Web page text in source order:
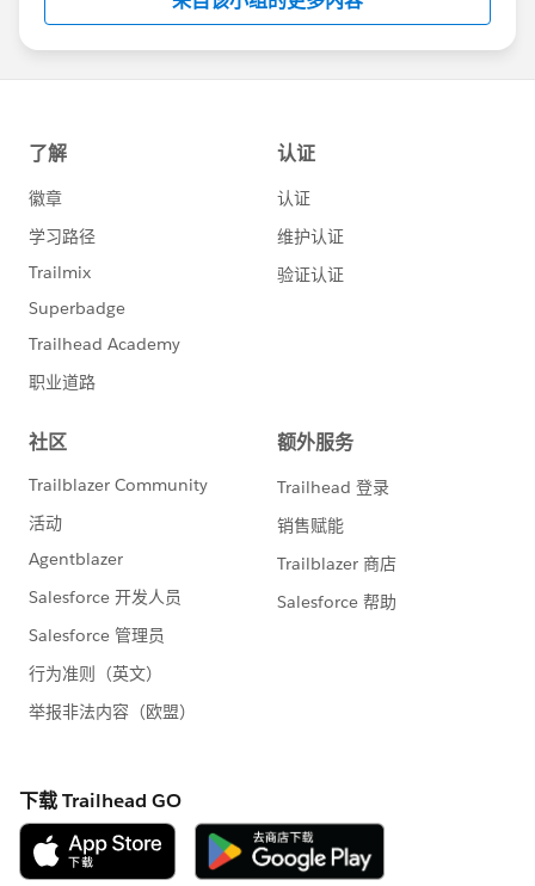
ュニティとしてお役立てください！
https://www.salesforce.com/jp/products/pardot
/overview
このグループは株式会社セールスフォース・ジャパ
「Trailblazer Community オンライン行動規範」に
mmunity/code-of-conduct
http://investor.salesforce.com/about-
statements/default.aspx
また本プログラムの利用規約も併せてご覧くださ
m-agreement
※こちらでの回答はあくまで社員もしくは有識者の
「アドバイス」となります。正式な回答が必要な場